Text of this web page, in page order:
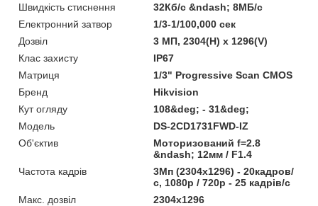
Швидкість стиснення
32Кб/с &ndash; 8МБ/с
Електронний затвор
1/3-1/100,000 сек
Дозвіл
3 МП, 2304(H) х 1296(V)
Клас захисту
IP67
Матриця
1/3" Progressive Scan CMOS
Бренд
Hikvision
Кут огляду
108&deg; - 31&deg;
Модель
DS-2CD1731FWD-IZ
Об'єктив
Моторизований f=2.8
&ndash; 12мм / F1.4
Частота кадрів
3Мп (2304х1296) - 20кадров/
с, 1080р / 720р - 25 кадрів/с
Макс. дозвіл
2304x1296